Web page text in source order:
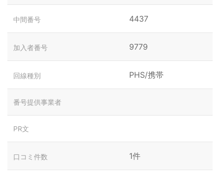
中間番号 4437
加入者番号 9779
回線種別 PHS/携帯
番号提供事業者
PR文
口コミ件数 1件